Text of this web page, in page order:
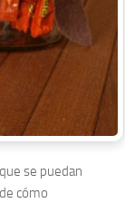
se puedan
cómo